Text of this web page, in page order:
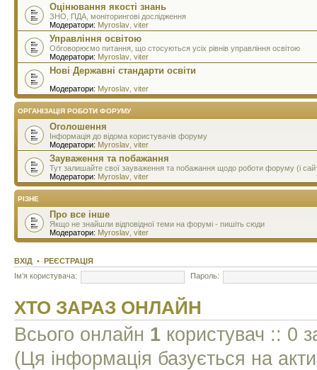
Оцінювання якості знань
ЗНО, ПДА, моніторингові дослідження
Модератори: Myroslav viter
Управління освітою
Обговорюємо питання, що стосуються усіх рівнів управління освітою
Модератори: Myroslav viter
Нові Державні стандарти освіти
Модератори: Myroslav viter
ОРГАНІЗАЦІЯ РОБОТИ ФОРУМУ
Оголошення
Інформація до відома користувачів форуму
Модератори: Myroslav viter
Зауваження та побажання
Тут залишайте свої зауваження та побажання щодо роботи форуму (і
Модератори: Myroslav viter
РІЗНЕ
Про все інше
Якщо не знайшли відповідної теми на форумі - пишіть сюди
Модератори: Myroslav viter
ВХІД • РЕЄСТРАЦІЯ
Ім'я користувача:
Пароль:
ХТО ЗАРАЗ ОНЛАЙН
Всього онлайн 1 користувач :: 0
(Ця інформація базується на